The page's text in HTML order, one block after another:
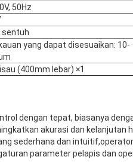
50Hz
sentuh
yang dapat disesuaikan: 10-
(400mm lebar) ×1
dengan tepat, biasanya
akurasi dan kelanjutan
sederhana dan
parameter pelapis dan